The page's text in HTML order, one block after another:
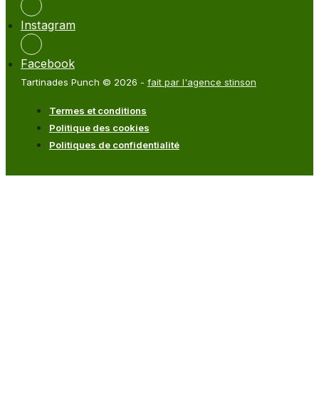
Instagram
Facebook
Tartinades Punch © 2026 - fait par l'agence stinson
Termes et conditions
Politique des cookies
Politiques de confidentialité